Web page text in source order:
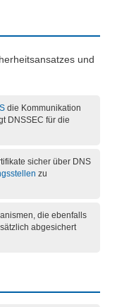
und
die Kommunikation
DNSSEC für die
sicher über DNS
zu
die ebenfalls
abgesichert